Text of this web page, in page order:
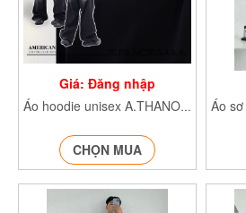
Giá: Đăng nhập
Áo hoodie unisex A.THANOR AohoodieATHANOR
CHỌN MUA